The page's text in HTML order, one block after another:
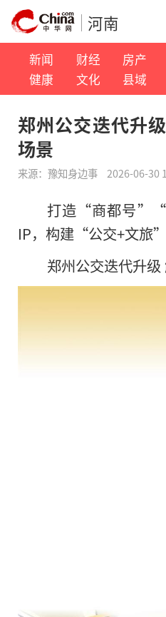
河南
新闻 财经 房产
健康
文化 县域
郑州公交迭代升
场景
来源： 豫知身边事 2026-06-30
打造“商都号”“
IP，构建“公交+文旅
郑州公交迭代升